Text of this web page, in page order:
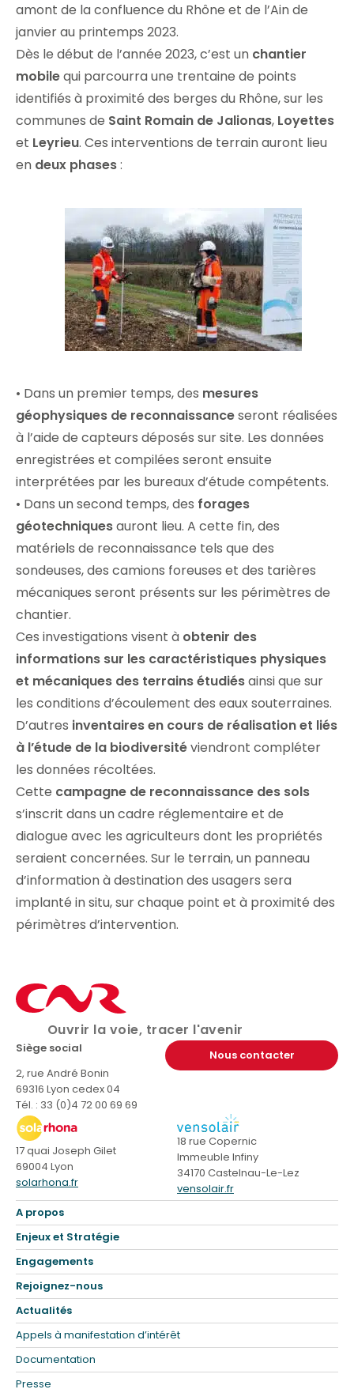
amont de la confluence du Rhône et de l’Ain de
janvier au printemps 2023.
Dès le début de l’année 2023, c’est un chantier
mobilequi parcourra une trentaine de points
identifiés à proximité des berges du Rhône, sur les
communes de Saint Romain de Jalionas, Loyettes
et Leyrieu. Ces interventions de terrain auront lieu
en deux phases:
• Dans un premier temps, des mesures
géophysiques de reconnaissanceseront réalisées
à l’aide de capteurs déposés sur site. Les données
enregistrées et compilées seront ensuite
interprétées par les bureaux d’étude compétents.
• Dans un second temps, des forages
géotechniquesauront lieu. A cette fin, des
matériels de reconnaissance tels que des
sondeuses, des camions foreuses et des tarières
mécaniques seront présents sur les périmètres de
chantier.
Ces investigations visent à obtenir des
informations sur les caractéristiques physiques
et mécaniques des terrains étudiésainsi que sur
les conditions d’écoulement des eaux souterraines.
D’autres inventaires en cours de réalisation et liés
à l’étude de la biodiversitéviendront compléter
les données récoltées.
Cette campagne de reconnaissance des sols
s’inscrit dans un cadre réglementaire et de
dialogue avec les agriculteurs dont les propriétés
seraient concernées. Sur le terrain, un panneau
d’information à destination des usagers sera
implanté in situ, sur chaque point et à proximité des
périmètres d’intervention.
Ouvrir la voie, tracer l'avenir
Siège social
2, rue André Bonin
69316 Lyon cedex 04
Tél. : 33 (0)4 72 00 69 69
Nous contacter
17 quai Joseph Gilet
69004 Lyon
solarhona.fr
18 rue Copernic
Immeuble Infiny
34170 Castelnau-Le-Lez
vensolair.fr
A propos
Enjeux et Stratégie
Engagements
Rejoignez-nous
Actualités
Appels à manifestation d’intérêt
Documentation
Presse